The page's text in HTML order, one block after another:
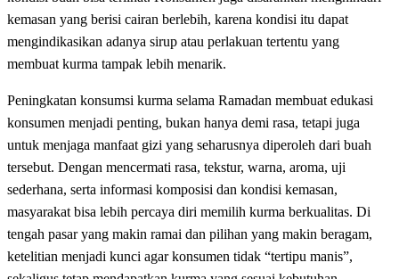
kemasan yang berisi cairan berlebih, karena kondisi itu dapat
mengindikasikan adanya sirup atau perlakuan tertentu yang
membuat kurma tampak lebih menarik.
Peningkatan konsumsi kurma selama Ramadan membuat edukasi
konsumen menjadi penting, bukan hanya demi rasa, tetapi juga
untuk menjaga manfaat gizi yang seharusnya diperoleh dari buah
tersebut. Dengan mencermati rasa, tekstur, warna, aroma, uji
sederhana, serta informasi komposisi dan kondisi kemasan,
masyarakat bisa lebih percaya diri memilih kurma berkualitas. Di
tengah pasar yang makin ramai dan pilihan yang makin beragam,
ketelitian menjadi kunci agar konsumen tidak “tertipu manis”,